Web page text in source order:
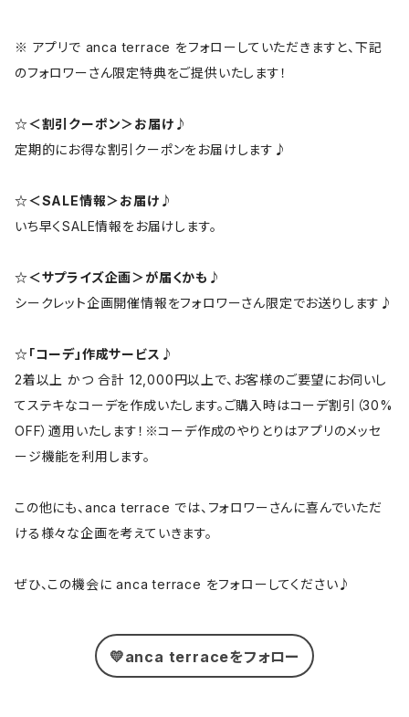
※ アプリで anca terrace をフォローしていただきますと、下記
のフォロワーさん限定特典をご提供いたします！
☆＜割引クーポン＞お届け♪
定期的にお得な割引クーポンをお届けします♪
☆＜SALE情報＞お届け♪
いち早くSALE情報をお届けします。
☆＜サプライズ企画＞が届くかも♪
シークレット企画開催情報をフォロワーさん限定でお送りします♪
☆「コーデ」作成サービス♪
2着以上 かつ 合計 12,000円以上で、お客様のご要望にお伺いし
てステキなコーデを作成いたします。ご購入時はコーデ割引（30%
OFF）適用いたします！※コーデ作成のやりとりはアプリのメッセ
ージ機能を利用します。
この他にも、anca terrace では、フォロワーさんに喜んでいただ
ける様々な企画を考えていきます。
ぜひ、この機会に anca terrace をフォローしてください♪
💛anca terraceをフォロー